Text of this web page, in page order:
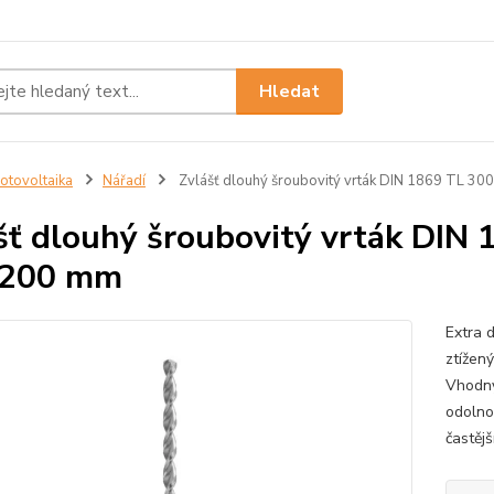
Hledat
Nářadí Zvlášť dlouhý šroubovitý vrták DIN 1869 TL
dlouhý šroubovitý vrták DIN
mm
Extra